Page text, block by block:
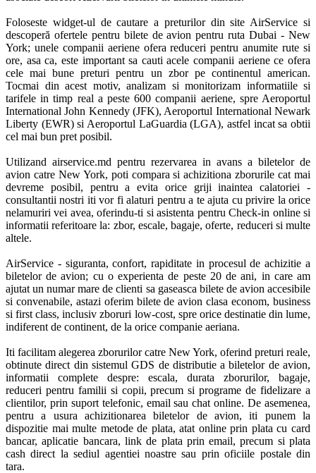
Foloseste widget-ul de cautare a preturilor din site AirService si
descoperă ofertele pentru bilete de avion pentru ruta Dubai - New
York; unele companii aeriene ofera reduceri pentru anumite rute si
ore, asa ca, este important sa cauti acele companii aeriene ce ofera
cele mai bune preturi pentru un zbor pe continentul american.
Tocmai din acest motiv, analizam si monitorizam informatiile si
tarifele in timp real a peste 600 companii aeriene, spre Aeroportul
International John Kennedy (JFK), Aeroportul International Newark
Liberty (EWR) si Aeroportul LaGuardia (LGA), astfel incat sa obtii
cel mai bun pret posibil.
Utilizand airservice.md pentru rezervarea in avans a biletelor de
avion catre New York, poti compara si achizitiona zborurile cat mai
devreme posibil, pentru a evita orice griji inaintea calatoriei -
consultantii nostri iti vor fi alaturi pentru a te ajuta cu privire la orice
nelamuriri vei avea, oferindu-ti si asistenta pentru Check-in online si
informatii referitoare la: zbor, escale, bagaje, oferte, reduceri si multe
altele.
AirService - siguranta, confort, rapiditate in procesul de achizitie a
biletelor de avion; cu o experienta de peste 20 de ani, in care am
ajutat un numar mare de clienti sa gaseasca bilete de avion accesibile
si convenabile, astazi oferim bilete de avion clasa econom, business
si first class, inclusiv zboruri low-cost, spre orice destinatie din lume,
indiferent de continent, de la orice companie aeriana.
Iti facilitam alegerea zborurilor catre New York, oferind preturi reale,
obtinute direct din sistemul GDS de distributie a biletelor de avion,
informatii complete despre: escala, durata zborurilor, bagaje,
reduceri pentru familii si copii, precum si programe de fidelizare a
clientilor, prin suport telefonic, email sau chat online. De asemenea,
pentru a usura achizitionarea biletelor de avion, iti punem la
dispozitie mai multe metode de plata, atat online prin plata cu card
bancar, aplicatie bancara, link de plata prin email, precum si plata
cash direct la sediul agentiei noastre sau prin oficiile postale din
tara.